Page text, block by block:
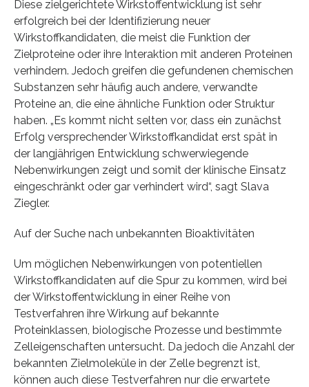
Diese zielgerichtete Wirkstoffentwicklung ist sehr
erfolgreich bei der Identifizierung neuer
Wirkstoffkandidaten, die meist die Funktion der
Zielproteine oder ihre Interaktion mit anderen Proteinen
verhindern. Jedoch greifen die gefundenen chemischen
Substanzen sehr häufig auch andere, verwandte
Proteine an, die eine ähnliche Funktion oder Struktur
haben. „Es kommt nicht selten vor, dass ein zunächst
Erfolg versprechender Wirkstoffkandidat erst spät in
der langjährigen Entwicklung schwerwiegende
Nebenwirkungen zeigt und somit der klinische Einsatz
eingeschränkt oder gar verhindert wird“, sagt Slava
Ziegler.
Auf der Suche nach unbekannten Bioaktivitäten
Um möglichen Nebenwirkungen von potentiellen
Wirkstoffkandidaten auf die Spur zu kommen, wird bei
der Wirkstoffentwicklung in einer Reihe von
Testverfahren ihre Wirkung auf bekannte
Proteinklassen, biologische Prozesse und bestimmte
Zelleigenschaften untersucht. Da jedoch die Anzahl der
bekannten Zielmoleküle in der Zelle begrenzt ist,
können auch diese Testverfahren nur die erwartete